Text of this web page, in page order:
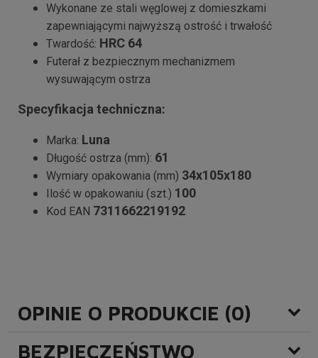
Wykonane ze stali węglowej z domieszkami
zapewniającymi najwyższą ostrość i trwałość
Twardość: HRC 64
Futerał z bezpiecznym mechanizmem
wysuwającym ostrza
Specyfikacja techniczna:
Marka: Luna
Długość ostrza (mm): 61
Wymiary opakowania (mm) 34x105x180
Ilość w opakowaniu (szt.) 100
Kod EAN 7311662219192
OPINIE O PRODUKCIE (0)
BEZPIECZEŃSTWO